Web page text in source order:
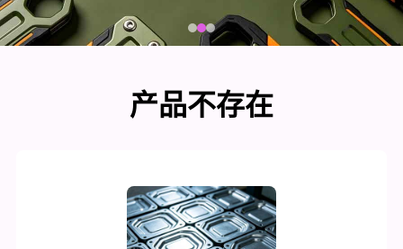
产品不存在